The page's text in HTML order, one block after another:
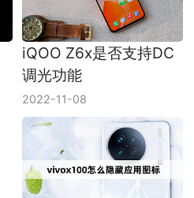
iQOO Z6x是否支持DC
调光功能
2022-11-08